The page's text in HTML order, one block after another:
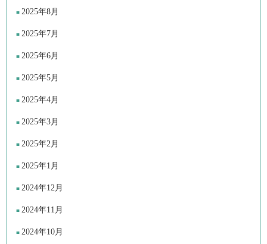
2025年8月
2025年7月
2025年6月
2025年5月
2025年4月
2025年3月
2025年2月
2025年1月
2024年12月
2024年11月
2024年10月